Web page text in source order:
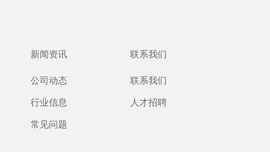
新闻资讯
公司动态
行业信息
常见问题
联系我们
联系我们
人才招聘